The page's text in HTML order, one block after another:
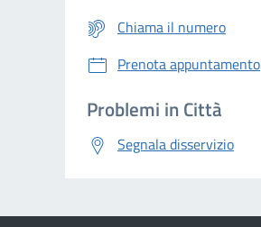
Chiama il numero
Prenota appuntamento
Problemi in Città
Segnala disservizio